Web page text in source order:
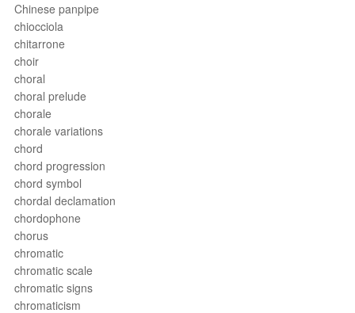
Chinese panpipe
chiocciola
chitarrone
choir
choral
choral prelude
chorale
chorale variations
chord
chord progression
chord symbol
chordal declamation
chordophone
chorus
chromatic
chromatic scale
chromatic signs
chromaticism